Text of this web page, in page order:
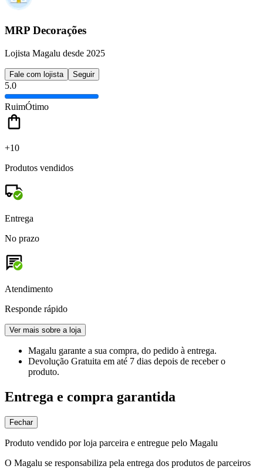
MRP Decorações
Lojista Magalu desde 2025
Fale com lojista Seguir
5.0
RuimÓtimo
+10
Produtos vendidos
Entrega
No prazo
Atendimento
Responde rápido
Ver mais sobre a loja
Magalu garante a sua compra, do pedido à entrega.
Devolução Gratuita em até 7 dias depois de receber o
produto.
Entrega e compra garantida
Fechar
Produto vendido por loja parceira e entregue pelo Magalu
O Magalu se responsabiliza pela entrega dos produtos de parceiros